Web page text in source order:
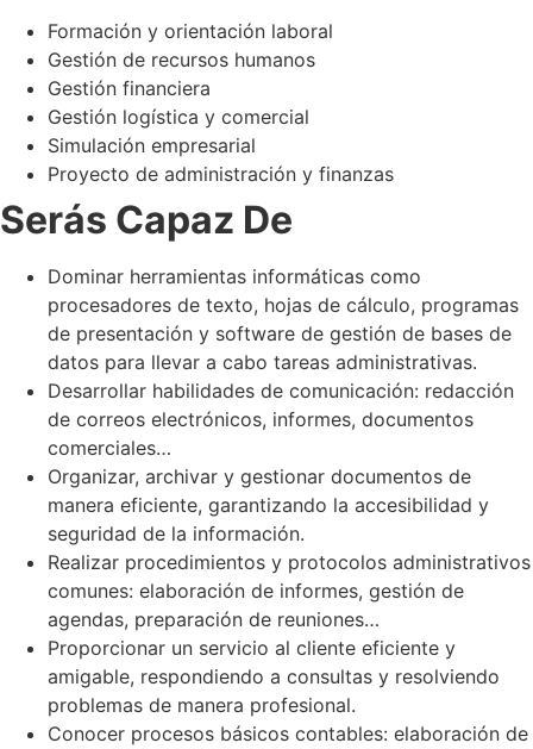
Formación y orientación laboral
Gestión de recursos humanos
Gestión financiera
Gestión logística y comercial
Simulación empresarial
Proyecto de administración y finanzas
Serás Capaz De
Dominar herramientas informáticas como
procesadores de texto, hojas de cálculo, programas
de presentación y software de gestión de bases de
datos para llevar a cabo tareas administrativas.
Desarrollar habilidades de comunicación: redacción
de correos electrónicos, informes, documentos
comerciales…
Organizar, archivar y gestionar documentos de
manera eficiente, garantizando la accesibilidad y
seguridad de la información.
Realizar procedimientos y protocolos administrativos
comunes: elaboración de informes, gestión de
agendas, preparación de reuniones…
Proporcionar un servicio al cliente eficiente y
amigable, respondiendo a consultas y resolviendo
problemas de manera profesional.
Conocer procesos básicos contables: elaboración de